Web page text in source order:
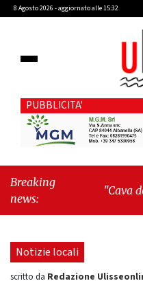
8 Agosto 2026 - aggiornato alle 15:32
PUBBLICITA'
Breaking
news:
"Cava de’
seduta
Notizie locali
scritto da Redazione